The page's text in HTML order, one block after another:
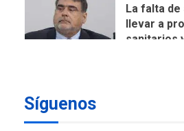
La falta de
llevar a
sanitarios
Síguenos